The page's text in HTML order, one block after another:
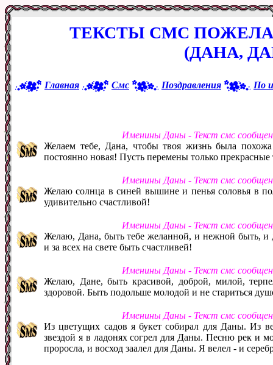
ТЕКСТЫ СМС
(ДАНА,
Главная Смс Поздравления По
Именины Даны - Текст смс
Желаем тебе, Дана, чтобы твоя жизнь была
постоянно новая! Пусть перемены только
Именины Даны - Текст смс
Желаю солнца в синей вышине и пенья соловья в
удивительно счастливой!
Именины Даны - Текст смс
Желаю, Дана, быть тебе желанной, и нежной быть, и
и за всех на свете быть счастливей!
Именины Даны - Текст смс
Желаю, Дане, быть красивой, доброй, милой,
здоровой. Быть подольше молодой и не стариться
Именины Даны - Текст смс
Из цветущих садов я букет собирал для Даны. Из
звездой я в ладонях согрел для Даны. Песню рек и
проросла, и восход заалел для Даны. Я велел - и